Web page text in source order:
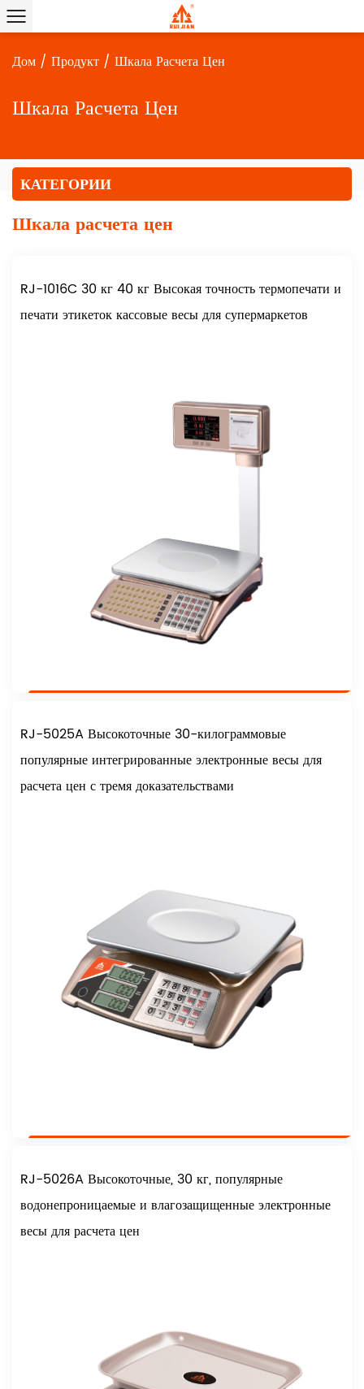
Дом / Продукт / Шкала Расчета Цен
Шкала Расчета Цен
КАТЕГОРИИ
Шкала расчета цен
RJ-1016C 30 кг 40 кг Высокая точность термопечати и
печати этикеток кассовые весы для супермаркетов
RJ-5025A Высокоточные 30-килограммовые
популярные интегрированные электронные весы для
расчета цен с тремя доказательствами
RJ-5026A Высокоточные, 30 кг, популярные
водонепроницаемые и влагозащищенные электронные
весы для расчета цен